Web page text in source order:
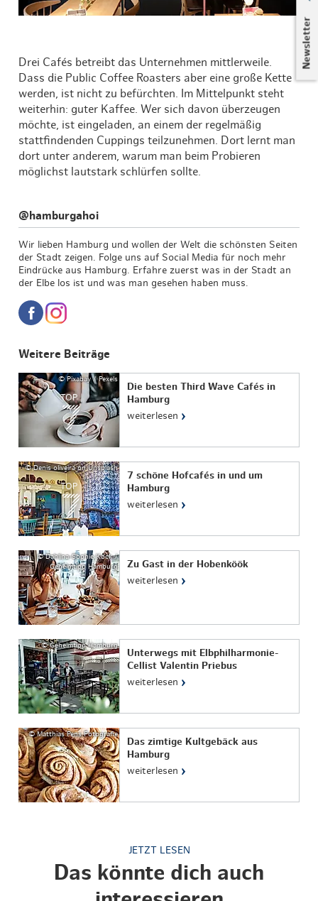
Newsletter
Drei Cafés betreibt das Unternehmen mittlerweile.
Dass die Public Coffee Roasters aber eine große Kette
werden, ist nicht zu befürchten. Im Mittelpunkt steht
weiterhin: guter Kaffee. Wer sich davon überzeugen
möchte, ist eingeladen, an einem der regelmäßig
stattfindenden Cuppings teilzunehmen. Dort lernt man
dort unter anderem, warum man beim Probieren
möglichst lautstark schlürfen sollte.
@hamburgahoi
Wir lieben Hamburg und wollen der Welt die schönsten Seiten
der Stadt zeigen. Folge uns auf Social Media für noch mehr
Eindrücke aus Hamburg. Erfahre zuerst was in der Stadt an
der Elbe los ist und was man gesehen haben muss.
Weitere Beiträge
© Pixabay / Pexels
TOP
Die besten Third Wave Cafés in
Hamburg
weiterlesen ›
© Denis oliveira on Unsplash
TOP
7 schöne Hofcafés in und um
Hamburg
weiterlesen ›
© Dahlina-Sophie Kock /
Geheimtipp Hamburg
Zu Gast in der Hobenköök
weiterlesen ›
© Geheimtipp Hamburg
Unterwegs mit Elbphilharmonie-
Cellist Valentin Priebus
weiterlesen ›
© Matthias Pens Fotografie
Das zimtige Kultgebäck aus
Hamburg
weiterlesen ›
JETZT LESEN
Das könnte dich auch